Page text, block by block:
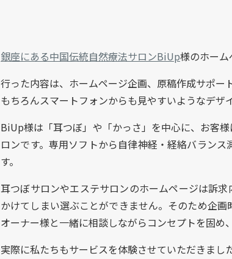
銀座にある中国伝統自然療法サロンBiUp様のホーム
行った内容は、ホームページ企画、原稿作成サポー
もちろんスマートフォンからも見やすいようなデザ
BiUp様は「耳つぼ」や「かっさ」を中心に、お客
ロンです。専用ソフトから自律神経・経絡バラン
す。
耳つぼサロンやエステサロンのホームページは訴
かけてしまい選ぶことができません。そのため企
オーナー様と一緒に相談しながらコンセプトを固
実際に私たちもサービスを体験させていただきま